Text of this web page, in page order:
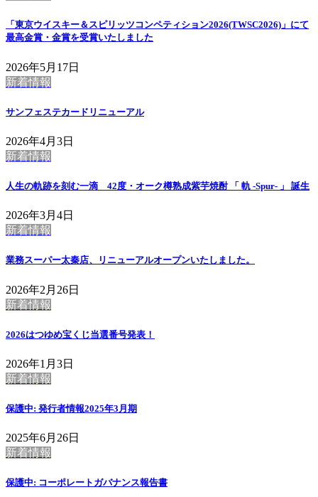
「東京ウイスキー＆スピリッツコンペティション2026(TWSC2026)」にて
最高金賞・金賞を受賞いたしました
2026年5月17日
新着情報
サンフェステカードリニューアル
2026年4月3日
新着情報
人生の軌跡を刻む一滴 42度・オーク樽熟成紫芋焼酎 「 軌 -Spur- 」 誕生
2026年3月4日
新着情報
業務スーパー太秦店、リニューアルオープンいたしました。
2026年2月26日
新着情報
2026はつゆめ宝くじ当選番号発表！
2026年1月3日
新着情報
保護中: 発行者情報2025年3月期
2025年6月26日
新着情報
保護中: コーポレートガバナンス報告書